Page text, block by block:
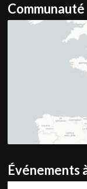
Communauté
Événements